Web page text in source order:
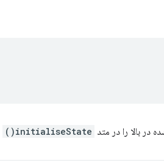
در بالا را در متد initialiseState()